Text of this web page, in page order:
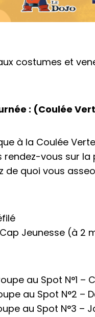
costumes et
: (Coulée
à la Coulée
rendez-vous sur
de quoi vous
Jeunesse (à 2
au Spot N°1 –
au Spot N°2 –
au Spot N°3